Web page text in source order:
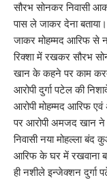
सौरभ सोनकर निवासी
पास ले जाकर देना
जाकर मोहम्मद आरिफ से
रिक्शा में रखकर सौरभ
खान के कहने पर काम
आरोपी दुर्गा पटेल की
आरोपी मोहम्मद आरिफ
पर आरोपी अमजद खान
निवासी नया मोहल्ला
आरिफ के घर में रखवाना
ही नशीले इन्जेक्शन दुर्गा